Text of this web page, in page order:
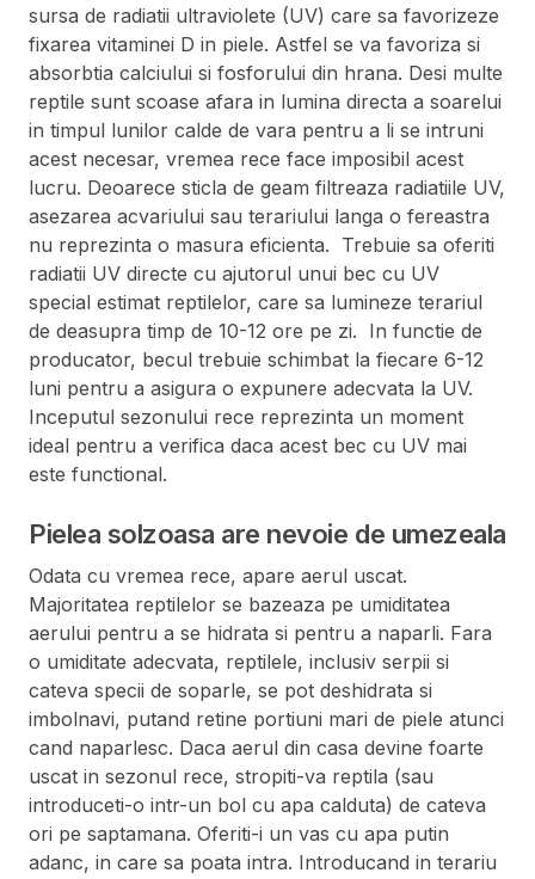
sursa de radiatii ultraviolete (UV) care sa favorizeze
fixarea vitaminei D in piele. Astfel se va favoriza si
absorbtia calciului si fosforului din hrana. Desi multe
reptile sunt scoase afara in lumina directa a soarelui
in timpul lunilor calde de vara pentru a li se intruni
acest necesar, vremea rece face imposibil acest
lucru. Deoarece sticla de geam filtreaza radiatiile UV,
asezarea acvariului sau terariului langa o fereastra
nu reprezinta o masura eficienta. Trebuie sa oferiti
radiatii UV directe cu ajutorul unui bec cu UV
special estimat reptilelor, care sa lumineze terariul
de deasupra timp de 10-12 ore pe zi. In functie de
producator, becul trebuie schimbat la fiecare 6-12
luni pentru a asigura o expunere adecvata la UV.
Inceputul sezonului rece reprezinta un moment
ideal pentru a verifica daca acest bec cu UV mai
este functional.
Pielea solzoasa are nevoie de umezeala
Odata cu vremea rece, apare aerul uscat.
Majoritatea reptilelor se bazeaza pe umiditatea
aerului pentru a se hidrata si pentru a naparli. Fara
o umiditate adecvata, reptilele, inclusiv serpii si
cateva specii de soparle, se pot deshidrata si
imbolnavi, putand retine portiuni mari de piele atunci
cand naparlesc. Daca aerul din casa devine foarte
uscat in sezonul rece, stropiti-va reptila (sau
introduceti-o intr-un bol cu apa calduta) de cateva
ori pe saptamana. Oferiti-i un vas cu apa putin
adanc, in care sa poata intra. Introducand in terariu